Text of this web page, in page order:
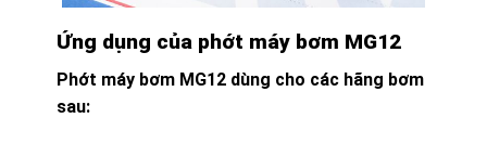
Ứng dụng của phớt máy bơm MG12
Phớt máy bơm MG12 dùng cho các hãng bơm
sau: